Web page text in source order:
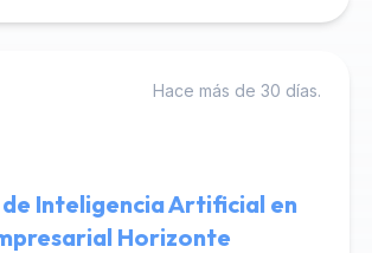
Hace más de 30 días.
Inteligencia Artificial en
Horizonte